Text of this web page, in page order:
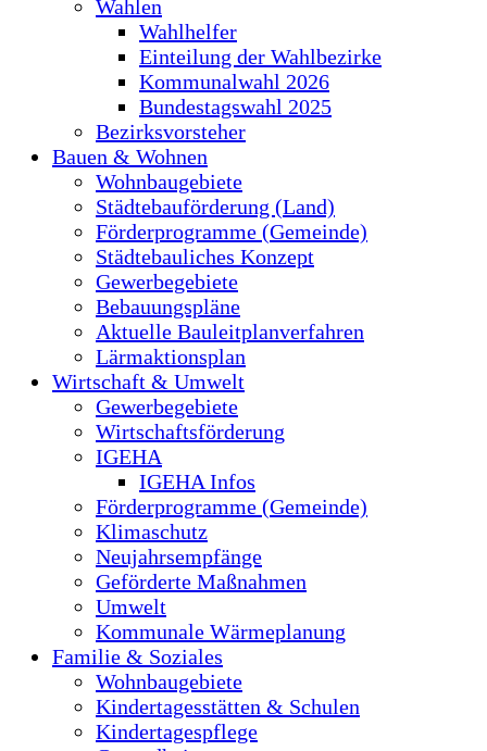
Wahlen
Wahlhelfer
Einteilung der Wahlbezirke
Kommunalwahl 2026
Bundestagswahl 2025
Bezirksvorsteher
Bauen & Wohnen
Wohnbaugebiete
Städtebauförderung (Land)
Förderprogramme (Gemeinde)
Städtebauliches Konzept
Gewerbegebiete
Bebauungspläne
Aktuelle Bauleitplanverfahren
Lärmaktionsplan
Wirtschaft & Umwelt
Gewerbegebiete
Wirtschaftsförderung
IGEHA
IGEHA Infos
Förderprogramme (Gemeinde)
Klimaschutz
Neujahrsempfänge
Geförderte Maßnahmen
Umwelt
Kommunale Wärmeplanung
Familie & Soziales
Wohnbaugebiete
Kindertagesstätten & Schulen
Kindertagespflege